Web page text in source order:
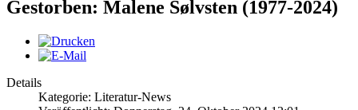
Gestorben: Malene Sølvsten (1977-2024)
Details
Kategorie: Literatur-News